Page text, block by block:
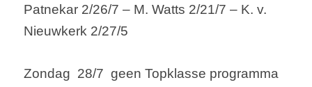
Patnekar 2/26/7 – M. Watts 2/21/7 – K. v.
Nieuwkerk 2/27/5
Zondag  28/7  geen Topklasse programma